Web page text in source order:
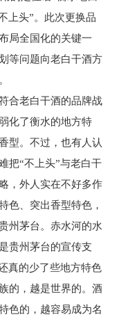
上头”。此次更换品
局全国化的关键一
等问题向老白干酒方
老白干酒的品牌战
化了衡水的地方特
型。不过，也有人认
把“不上头”与老白干
，外人实在不好多作
色、突出香型特色，
州茅台。赤水河的水
贵州茅台的宣传支
真的少了些地方特色
的，越是世界的。酒
色的，越容易成为名